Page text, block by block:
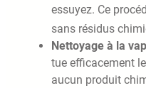
essuyez. Ce
sans résidus
Nettoyage à la
tue efficacement
aucun produit